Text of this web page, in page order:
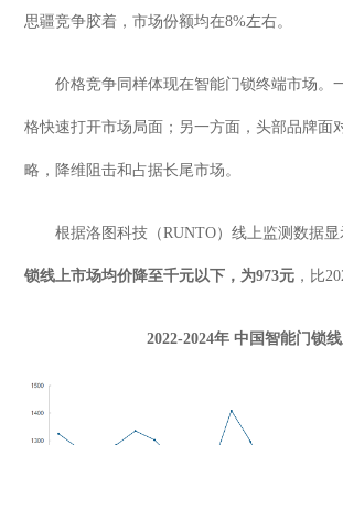
思疆竞争胶着，市场份额均在8%左右。
价格竞争同样体现在智能门锁终端市场。
格快速打开市场局面；另一方面，头部品牌面
略，降维阻击和占据长尾市场。
根据洛图科技（RUNTO）线上监测数据显
锁线上市场均价降至千元以下，为973元，比
2022-2024年 中国智能门锁